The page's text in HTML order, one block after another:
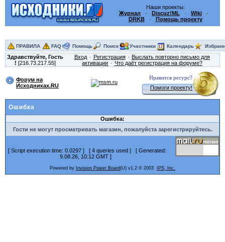
Наши проекты:
Журнал · Discuz!ML · Wiki ·
DRKB· Помощь проекту
ПРАВИЛА FAQ Помощь Поиск Участники Календарь
Здравствуйте, Гость
! [216.73.217.55]
Вход Регистрация
Выслать повторно письмо для
активации
Что даёт регистрация на форуме?
Форум на
Исходниках.RU
Нравится ресурс?
Помоги проекту!
Ошибка
Ошибка:
Гости не могут просматривать магазин, пожалуйста зарегистрируйтесь.
[ Script execution time: 0.0297 ] [ 4 queries used ] [ Generated:
9.08.26, 10:12 GMT ]
Powered by Invision Power Board(U) v1.2 © 2003 IPS, Inc.